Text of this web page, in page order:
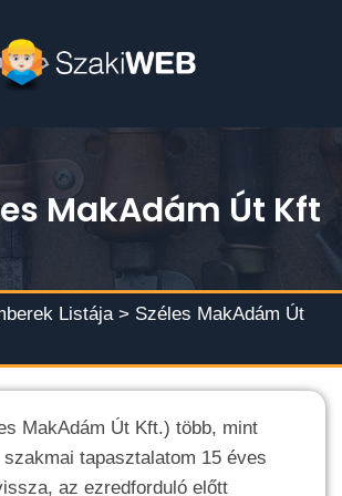
MakAdám Út Kft
Listája > Széles MakAdám Út
MakAdám Út Kft.) több, mint
tapasztalatom 15 éves
az ezredforduló előtt